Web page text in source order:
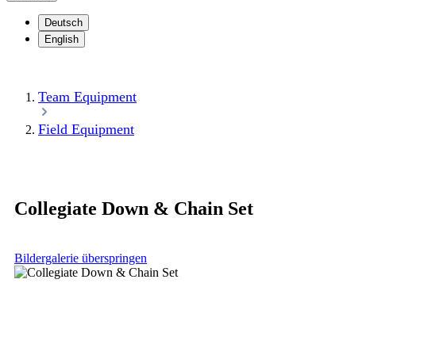
Deutsch
English
Team Equipment
Field Equipment
Collegiate Down & Chain Set
Bildergalerie überspringen